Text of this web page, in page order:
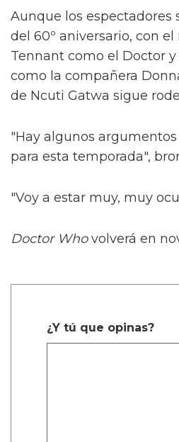
Aunque los espectadores
del 60º aniversario, con
Tennant como el Doctor
como la compañera
de Ncuti Gatwa sigue
"Hay algunos
para esta temporada",
"Voy a estar muy, muy
Doctor Whovolverá en
¿Y tú que opinas?